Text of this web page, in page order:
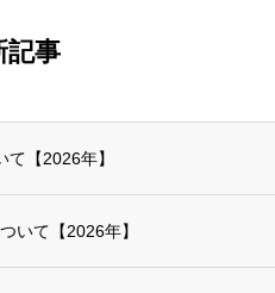
記事
【2026年】
いて【2026年】